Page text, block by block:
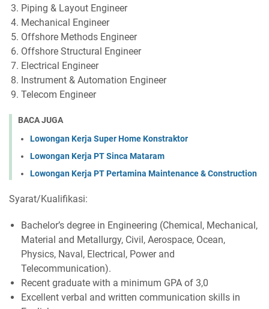
Piping & Layout Engineer
Mechanical Engineer
Offshore Methods Engineer
Offshore Structural Engineer
Electrical Engineer
Instrument & Automation Engineer
Telecom Engineer
BACA JUGA
Lowongan Kerja Super Home Konstraktor
Lowongan Kerja PT Sinca Mataram
Lowongan Kerja PT Pertamina Maintenance & Construction
Syarat/Kualifikasi:
Bachelor’s degree in Engineering (Chemical, Mechanical,
Material and Metallurgy, Civil, Aerospace, Ocean,
Physics, Naval, Electrical, Power and
Telecommunication).
Recent graduate with a minimum GPA of 3,0
Excellent verbal and written communication skills in